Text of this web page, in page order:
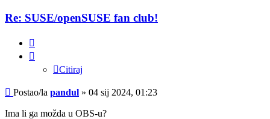
Re: SUSE/openSUSE fan club!
Citiraj
Post
Postao/la pandul » 04 sij 2024, 01:23
Ima li ga možda u OBS-u?